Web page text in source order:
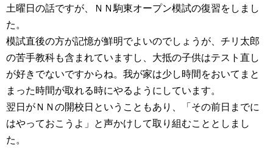
土曜日の話ですが、ＮＮ駒東オープン模試の復習をしまし
た。
模試直後の方が記憶が鮮明でよいのでしょうが、チリ太郎
の苦手教科も含まれていますし、大抵の子供はテスト直し
が好きでないですからね。我が家は少し時間をおいてまと
まった時間が取れる時にやるようにしています。
翌日がＮＮの開校日ということもあり、「その前日までに
はやっておこうよ」と声かけして取り組むこととしまし
た。